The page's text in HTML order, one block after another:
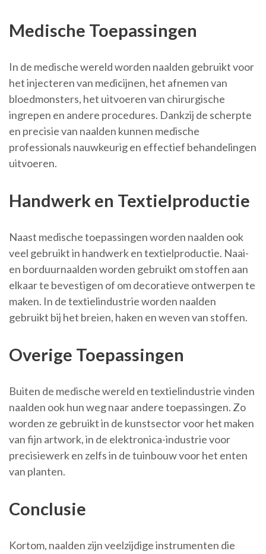
Medische Toepassingen
In de medische wereld worden naalden gebruikt voor
het injecteren van medicijnen, het afnemen van
bloedmonsters, het uitvoeren van chirurgische
ingrepen en andere procedures. Dankzij de scherpte
en precisie van naalden kunnen medische
professionals nauwkeurig en effectief behandelingen
uitvoeren.
Handwerk en Textielproductie
Naast medische toepassingen worden naalden ook
veel gebruikt in handwerk en textielproductie. Naai-
en borduurnaalden worden gebruikt om stoffen aan
elkaar te bevestigen of om decoratieve ontwerpen te
maken. In de textielindustrie worden naalden
gebruikt bij het breien, haken en weven van stoffen.
Overige Toepassingen
Buiten de medische wereld en textielindustrie vinden
naalden ook hun weg naar andere toepassingen. Zo
worden ze gebruikt in de kunstsector voor het maken
van fijn artwork, in de elektronica-industrie voor
precisiewerk en zelfs in de tuinbouw voor het enten
van planten.
Conclusie
Kortom, naalden zijn veelzijdige instrumenten die